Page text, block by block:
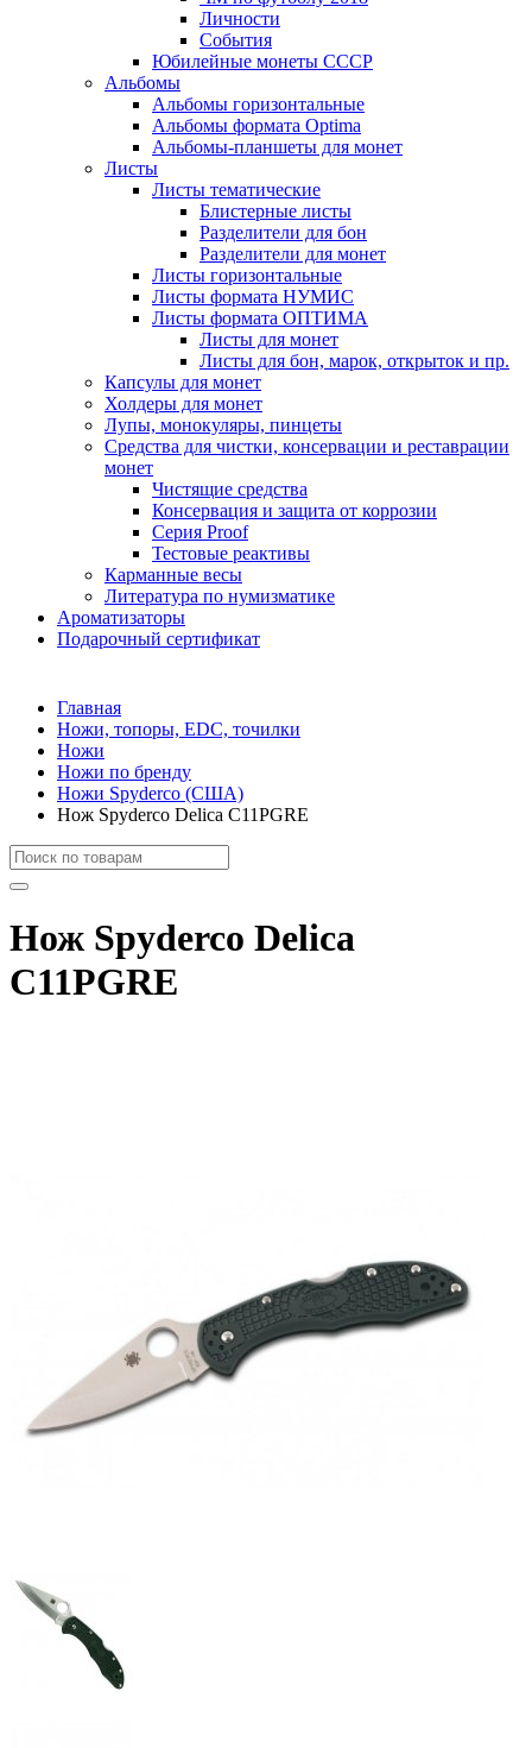
Личности
События
Юбилейные монеты СССР
Альбомы
Альбомы горизонтальные
Альбомы формата Optima
Альбомы-планшеты для монет
Листы
Листы тематические
Блистерные листы
Разделители для бон
Разделители для монет
Листы горизонтальные
Листы формата НУМИС
Листы формата ОПТИМА
Листы для монет
Листы для бон, марок, открыток и пр.
Капсулы для монет
Холдеры для монет
Лупы, монокуляры, пинцеты
Средства для чистки, консервации и реставрации
монет
Чистящие средства
Консервация и защита от коррозии
Серия Proof
Тестовые реактивы
Карманные весы
Литература по нумизматике
Ароматизаторы
Подарочный сертификат
Главная
Ножи, топоры, EDC, точилки
Ножи
Ножи по бренду
Ножи Spyderco (США)
Нож Spyderco Delica C11PGRE
Нож Spyderco Delica
C11PGRE